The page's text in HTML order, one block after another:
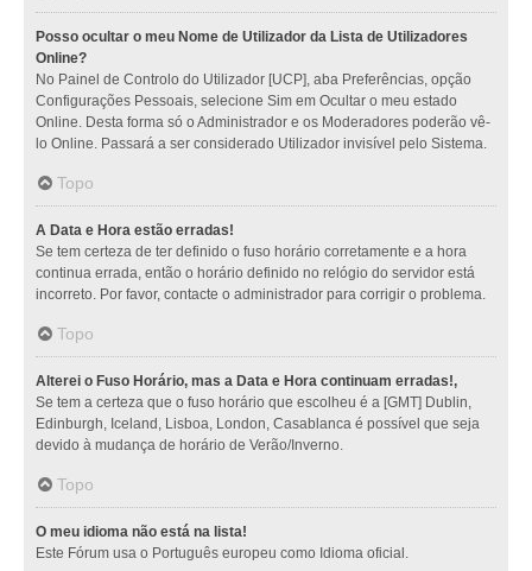
Posso ocultar o meu Nome de Utilizador da Lista de Utilizadores
Online?
No Painel de Controlo do Utilizador [UCP], aba Preferências, opção
Configurações Pessoais, selecione Sim em Ocultar o meu estado
Online. Desta forma só o Administrador e os Moderadores poderão vê-
lo Online. Passará a ser considerado Utilizador invisível pelo Sistema.
Topo
A Data e Hora estão erradas!
Se tem certeza de ter definido o fuso horário corretamente e a hora
continua errada, então o horário definido no relógio do servidor está
incorreto. Por favor, contacte o administrador para corrigir o problema.
Topo
Alterei o Fuso Horário, mas a Data e Hora continuam erradas!,
Se tem a certeza que o fuso horário que escolheu é a [GMT] Dublin,
Edinburgh, Iceland, Lisboa, London, Casablanca é possível que seja
devido à mudança de horário de Verão/Inverno.
Topo
O meu idioma não está na lista!
Este Fórum usa o Português europeu como Idioma oficial.